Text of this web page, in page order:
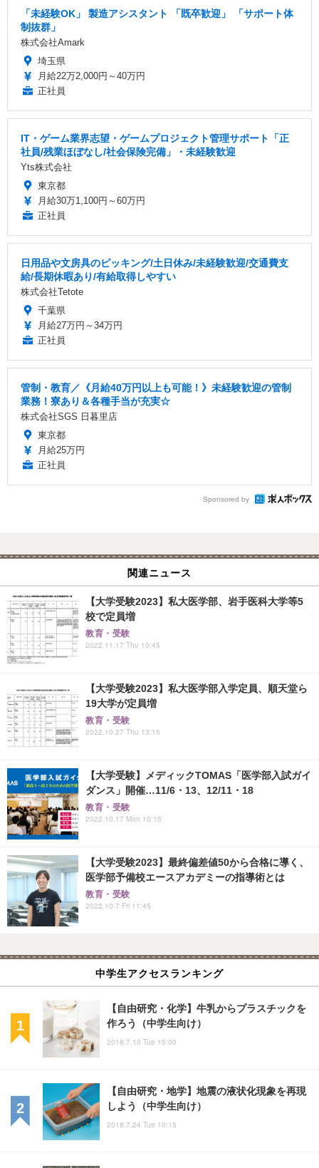
「未経験OK」 製造アシスタント 「既卒歓迎」 「サポート体
制抜群」
株式会社Amark
埼玉県
月給22万2,000円～40万円
正社員
IT・ゲーム業界志望・ゲームプロジェクト管理サポート「正
社員/残業ほぼなし/社会保険完備」・未経験歓迎
Yts株式会社
東京都
月給30万1,100円～60万円
正社員
日用品や文房具のピッキング/土日休み/未経験歓迎/交通費支
給/長期休暇あり/有給取得しやすい
株式会社Tetote
千葉県
月給27万円～34万円
正社員
管制・教育／《月給40万円以上も可能！》未経験歓迎の管制
業務！寮あり＆各種手当が充実☆
株式会社SGS 日暮里店
東京都
月給25万円
正社員
Sponsored by
関連ニュース
【大学受験2023】私大医学部、岩手医科大学等5
校で定員増
教育・受験
2022.11.17 Thu 10:45
【大学受験2023】私大医学部入学定員、順天堂ら
19大学が定員増
教育・受験
2022.10.27 Thu 13:15
【大学受験】メディックTOMAS「医学部入試ガイ
ダンス」開催…11/6・13、12/11・18
教育・受験
2022.10.17 Mon 10:15
【大学受験2023】最終偏差値50から合格に導く、
医学部予備校エースアカデミーの指導術とは
教育・受験
2022.10.7 Fri 11:45
中学生アクセスランキング
【自由研究・化学】牛乳からプラスチックを
作ろう（中学生向け）
2018.7.10 Tue 15:00
【自由研究・地学】地震の液状化現象を再現
しよう（中学生向け）
2018.7.24 Tue 10:15